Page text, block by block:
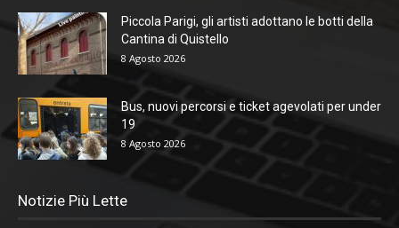
Piccola Parigi, gli artisti adottano le botti della
Cantina di Quistello
8 Agosto 2026
Bus, nuovi percorsi e ticket agevolati per under
19
8 Agosto 2026
Notizie Più Lette